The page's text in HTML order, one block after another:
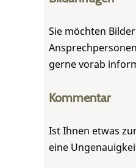
Sie möchten
gerne vorab
Kommentar
Ist Ihnen etwas
eine